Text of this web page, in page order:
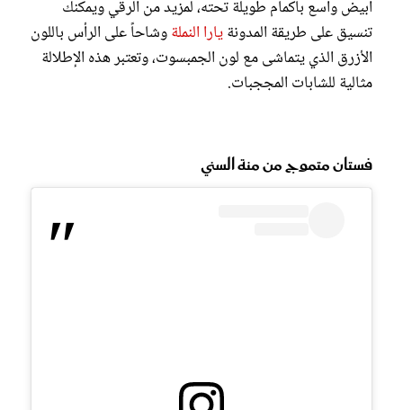
أبيض واسع بأكمام طويلة تحته، لمزيد من الرقي ويمكنك
تنسيق على طريقة المدونةيارا النملةوشاحاً على الرأس باللون
الأزرق الذي يتماشى مع لون الجمبسوت، وتعتبر هذه الإطلالة
مثالية للشابات المججبات.
فستان متموج من منة السني